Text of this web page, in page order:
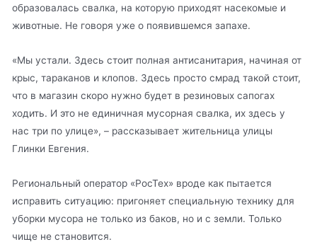
образовалась свалка, на которую приходят насекомые и
животные. Не говоря уже о появившемся запахе.
«Мы устали. Здесь стоит полная антисанитария, начиная от
крыс, тараканов и клопов. Здесь просто смрад такой стоит,
что в магазин скоро нужно будет в резиновых сапогах
ходить. И это не единичная мусорная свалка, их здесь у
нас три по улице», – рассказывает жительница улицы
Глинки Евгения.
Региональный оператор «РосТех» вроде как пытается
исправить ситуацию: пригоняет специальную технику для
уборки мусора не только из баков, но и с земли. Только
чище не становится.